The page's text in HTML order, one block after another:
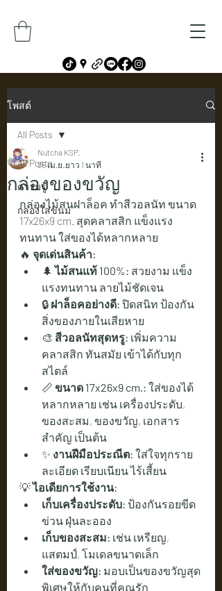
โพสต์
All Posts
ความรู้
กล่องใส่ขนม
All Posts
กล่องของขวัญ
Nutcha KSP.
25 เม.ย. ยาว 1 นาที
กล่องไม้สนฝาล็อค ทำสีวอลนัท ขนาด
17x26x9 cm. สุดคลาสสิก แข็งแรง
ทนทาน ใส่ของได้หลากหลาย
🔥 จุดเด่นสินค้า:
🌲 ไม้สนแท้ 100%: สวยงาม แข็ง
แรงทนทาน ลายไม้ชัดเจน
🔒 ฝาล็อคอย่างดี: ปิดสนิท ป้องกัน
สิ่งของภายในเสียหาย
🎨 สีวอลนัทสุดหรู: เพิ่มความ
คลาสสิก ทันสมัย เข้าได้กับทุก
สไตล์
📏 ขนาด 17x26x9 cm.: ใส่ของได้
หลากหลาย เช่น เครื่องประดับ,
ของสะสม, ของขวัญ, เอกสาร
สำคัญ เป็นต้น
✨ งานฝีมือประณีต: ใส่ใจทุกราย
ละเอียด เรียบเนียน ไร้เสี้ยน
💡 ไอเดียการใช้งาน:
เก็บเครื่องประดับ: ป้องกันรอยขีด
ข่วน ฝุ่นละออง
เก็บของสะสม: เช่น เหรียญ,
แสตมป์, โมเดลขนาดเล็ก
ใส่ของขวัญ: มอบเป็นของขวัญสุด
พิเศษให้กับคนที่คุณรัก